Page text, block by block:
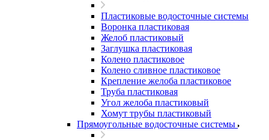
Пластиковые водосточные системы
Воронка пластиковая
Желоб пластиковый
Заглушка пластиковая
Колено пластиковое
Колено сливное пластиковое
Крепление желоба пластиковое
Труба пластиковая
Угол желоба пластиковый
Хомут трубы пластиковый
Прямоугольные водосточные системы